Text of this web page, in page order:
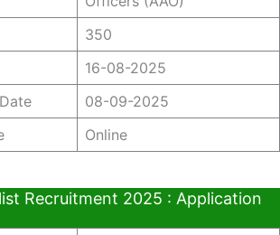
350
16-08-2025
08-09-2025
Online
Recruitment 2025 : Application